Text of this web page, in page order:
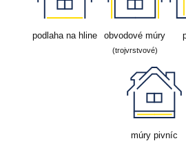
podlaha na hline obvodové múry
(trojvrstvové)
múry pivníc